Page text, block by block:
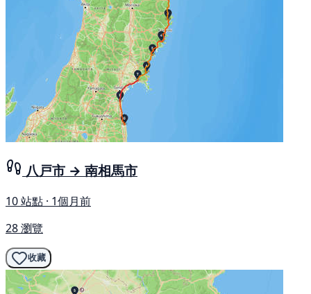
八戸市 → 南相馬市
10 站點 · 1個月前
28 瀏覽
收藏